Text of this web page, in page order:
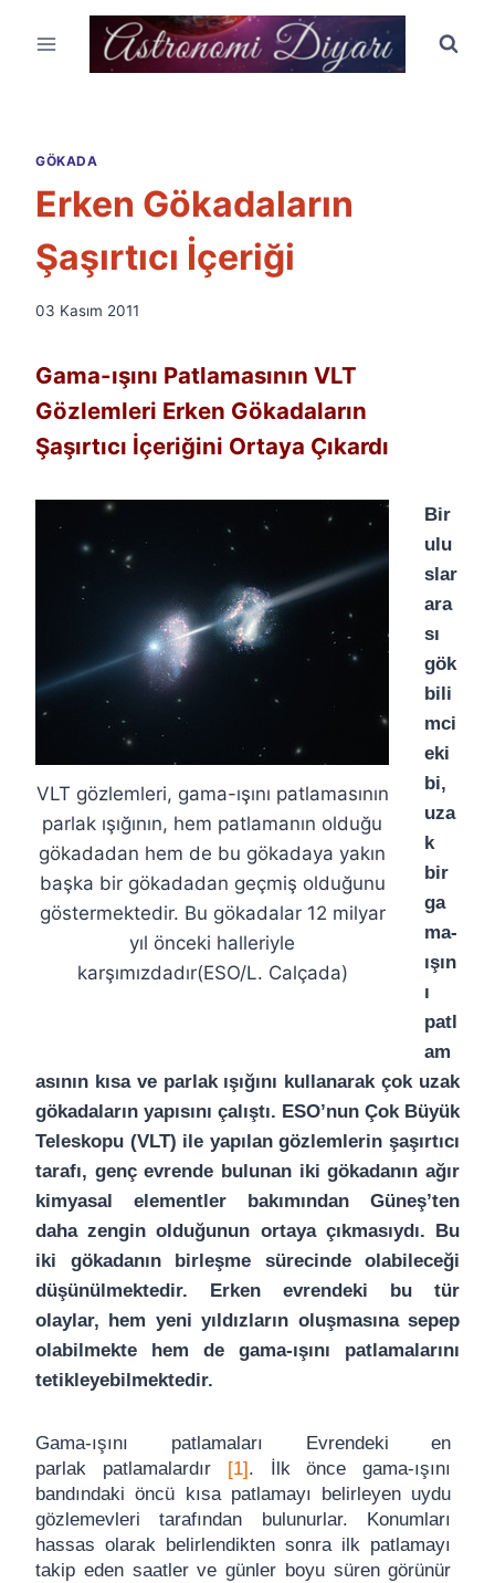
GÖKADA
Erken Gökadaların
Şaşırtıcı İçeriği
By
Özyar
03 Kasım 2011
Gama-ışını Patlamasının VLT
Gözlemleri Erken Gökadaların
Şaşırtıcı İçeriğini Ortaya Çıkardı
VLT gözlemleri, gama-ışını patlamasının
parlak ışığının, hem patlamanın olduğu
gökadadan hem de bu gökadaya yakın
başka bir gökadadan geçmiş olduğunu
göstermektedir. Bu gökadalar 12 milyar
yıl önceki halleriyle
karşımızdadır(ESO/L. Calçada)
Bir
ulu
slar
ara
sı
gök
bili
mci
eki
bi,
uza
k
bir
ga
ma-
ışın
ı
patl
am
asının kısa ve parlak ışığını kullanarak çok uzak
gökadaların yapısını çalıştı. ESO’nun Çok Büyük
Teleskopu (VLT) ile yapılan gözlemlerin şaşırtıcı
tarafı, genç evrende bulunan iki gökadanın ağır
kimyasal elementler bakımından Güneş’ten
daha zengin olduğunun ortaya çıkmasıydı. Bu
iki gökadanın birleşme sürecinde olabileceği
düşünülmektedir. Erken evrendeki bu tür
olaylar, hem yeni yıldızların oluşmasına sepep
olabilmekte hem de gama-ışını patlamalarını
tetikleyebilmektedir.
Gama-ışını patlamaları Evrendeki en
parlak patlamalardır [1]. İlk önce gama-ışını
bandındaki öncü kısa patlamayı belirleyen uydu
gözlemevleri tarafından bulunurlar. Konumları
hassas olarak belirlendikten sonra ilk patlamayı
takip eden saatler ve günler boyu süren görünür